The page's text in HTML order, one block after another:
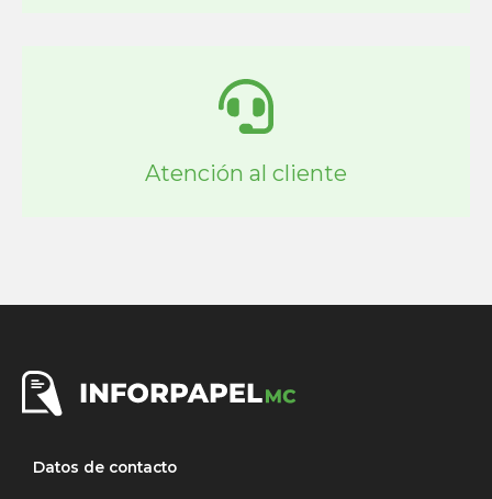
Atención al cliente
Datos de contacto